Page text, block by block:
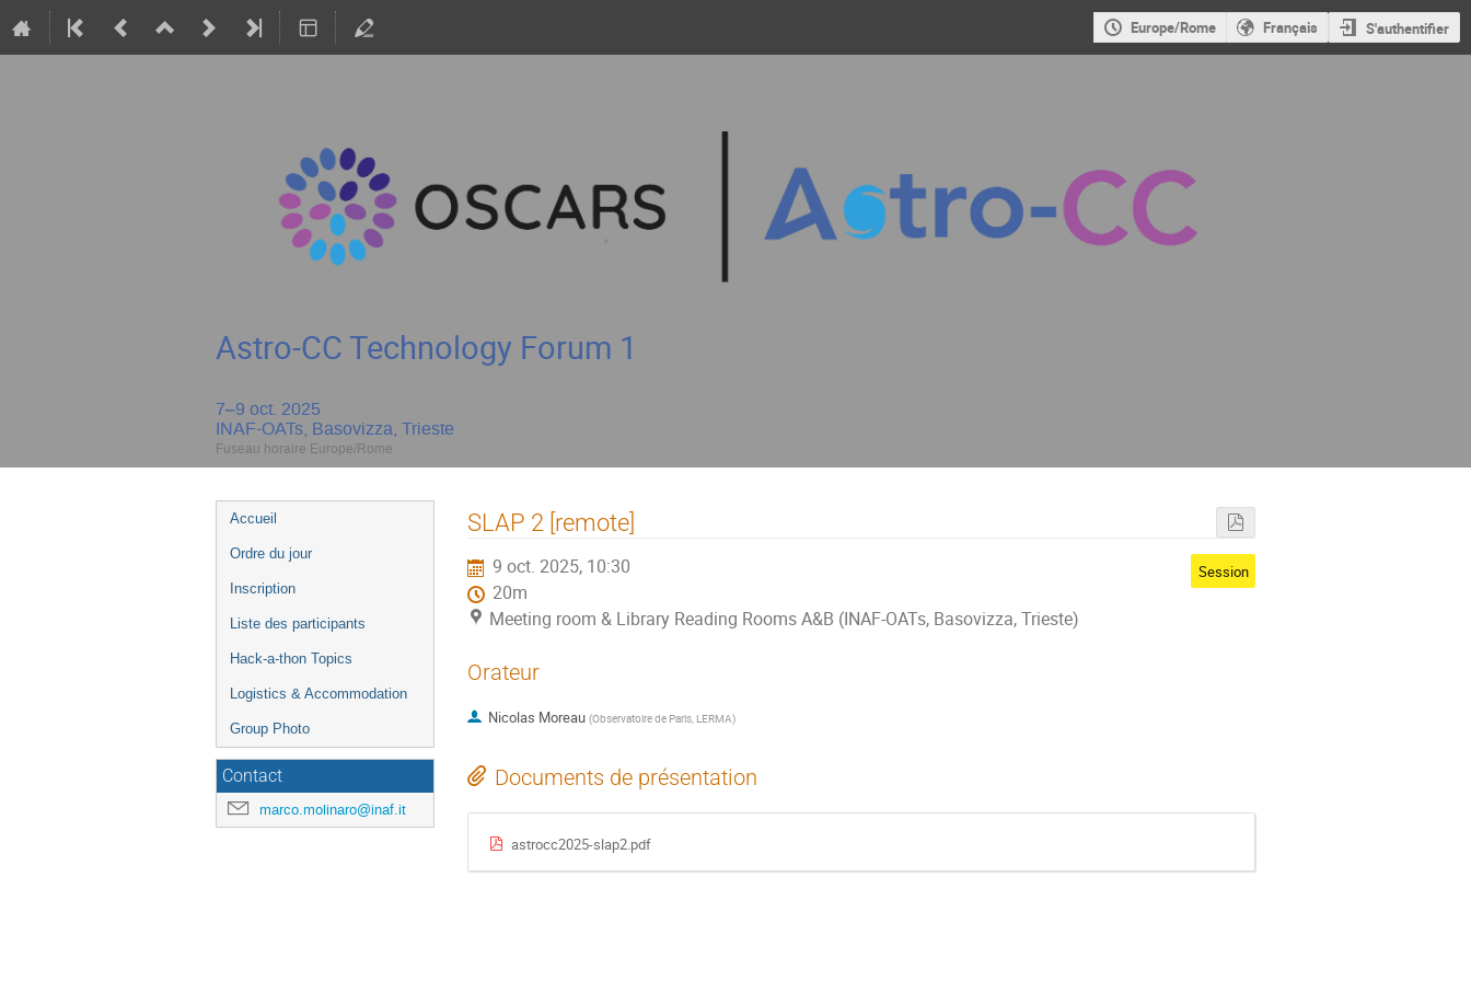
Europe/Rome Français S'authentifier
Astro-CC Technology Forum 1
7–9 oct. 2025
INAF-OATs, Basovizza, Trieste
Fuseau horaire Europe/Rome
Menu
de
Accueil
Ordre du jour
Inscription
Liste des participants
Hack-a-thon Topics
Logistics & Accommodation
Group Photo
Contact
marco.molinaro@inaf.it
SLAP 2 [remote]
9 oct. 2025, 10:30
20m
Meeting room & Library Reading Rooms A&B (INAF-OATs, Basovizza, Trieste)
Session
Orateur
Nicolas Moreau (Observatoire de Paris, LERMA)
Documents de présentation
astrocc2025-slap2.pdf